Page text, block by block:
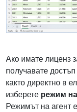
Ако имате лиценз
получавате
както директно в
изберете режим
Режимът на агент